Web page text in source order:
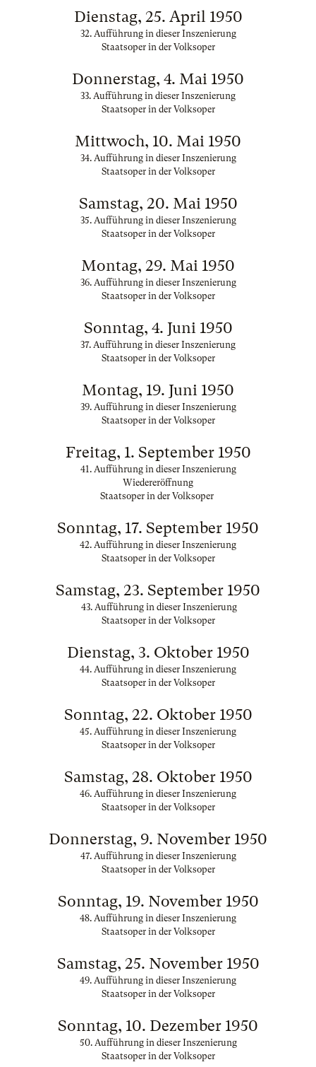
Dienstag, 25. April 1950
32. Aufführung in dieser Inszenierung
Staatsoper in der Volksoper
Donnerstag, 4. Mai 1950
33. Aufführung in dieser Inszenierung
Staatsoper in der Volksoper
Mittwoch, 10. Mai 1950
34. Aufführung in dieser Inszenierung
Staatsoper in der Volksoper
Samstag, 20. Mai 1950
35. Aufführung in dieser Inszenierung
Staatsoper in der Volksoper
Montag, 29. Mai 1950
36. Aufführung in dieser Inszenierung
Staatsoper in der Volksoper
Sonntag, 4. Juni 1950
37. Aufführung in dieser Inszenierung
Staatsoper in der Volksoper
Montag, 19. Juni 1950
39. Aufführung in dieser Inszenierung
Staatsoper in der Volksoper
Freitag, 1. September 1950
41. Aufführung in dieser Inszenierung
Wiedereröffnung
Staatsoper in der Volksoper
Sonntag, 17. September 1950
42. Aufführung in dieser Inszenierung
Staatsoper in der Volksoper
Samstag, 23. September 1950
43. Aufführung in dieser Inszenierung
Staatsoper in der Volksoper
Dienstag, 3. Oktober 1950
44. Aufführung in dieser Inszenierung
Staatsoper in der Volksoper
Sonntag, 22. Oktober 1950
45. Aufführung in dieser Inszenierung
Staatsoper in der Volksoper
Samstag, 28. Oktober 1950
46. Aufführung in dieser Inszenierung
Staatsoper in der Volksoper
Donnerstag, 9. November 1950
47. Aufführung in dieser Inszenierung
Staatsoper in der Volksoper
Sonntag, 19. November 1950
48. Aufführung in dieser Inszenierung
Staatsoper in der Volksoper
Samstag, 25. November 1950
49. Aufführung in dieser Inszenierung
Staatsoper in der Volksoper
Sonntag, 10. Dezember 1950
50. Aufführung in dieser Inszenierung
Staatsoper in der Volksoper